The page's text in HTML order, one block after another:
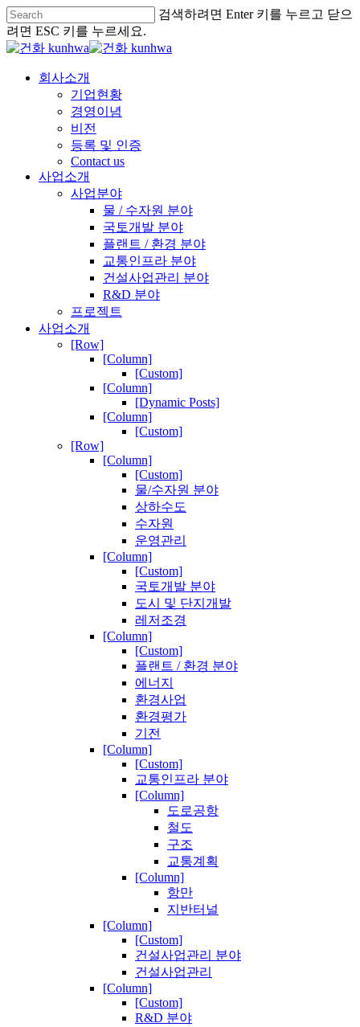
검색하려면 Enter 키를 누르고 닫으
려면 ESC 키를 누르세요.
회사소개
기업현황
경영이념
비전
등록 및 인증
Contact us
사업소개
사업분야
물 / 수자원 분야
국토개발 분야
플랜트 / 환경 분야
교통인프라 분야
건설사업관리 분야
R&D 분야
프로젝트
사업소개
[Row]
[Column]
[Custom]
[Column]
[Dynamic Posts]
[Column]
[Custom]
[Row]
[Column]
[Custom]
물/수자원 분야
상하수도
수자원
운영관리
[Column]
[Custom]
국토개발 분야
도시 및 단지개발
레저조경
[Column]
[Custom]
플랜트 / 환경 분야
에너지
환경사업
환경평가
기전
[Column]
[Custom]
교통인프라 분야
[Column]
도로공항
철도
구조
교통계획
[Column]
항만
지반터널
[Column]
[Custom]
건설사업관리 분야
건설사업관리
[Column]
[Custom]
R&D 분야